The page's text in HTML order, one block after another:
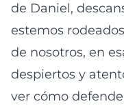
de Daniel,
estemos
de nosotros, en
despiertos y
ver cómo